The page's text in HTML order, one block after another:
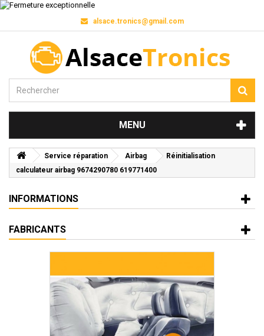
alsace.tronics@gmail.com
MENU
Service réparation Airbag
Réinitialisation
calculateur airbag 9674290780 619771400
INFORMATIONS
FABRICANTS